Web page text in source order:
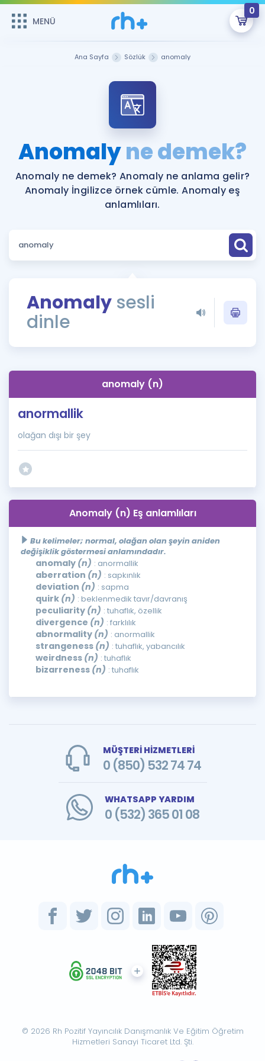
MENÜ
0
Şifremi Hatırlamıyorum
ÜYE DEĞİLİM
Sepetin Şu An Boş.
Remzi Hoca ile seni sınava hazırlayacak onlarca eğitim seni
bekliyor!
MENÜ
Katılımcı Görüşleri
Faydalı Araçlar
Sözlük
Rehberlik Aracı
ÖSYM Sınav Takvimi
İngilizce Gramer
Hakkımızda
Ana Sayfa Sözlük anomaly
Anomalyne demek?
Anomaly ne demek? Anomaly ne anlama gelir?
Anomaly İngilizce örnek cümle. Anomaly eş
anlamlıları.
Anomaly sesli
dinle
anomaly (n)
anormallik
olağan dışı bir şey
Anomaly (n) Eş anlamlıları
Bu kelimeler; normal, olağan olan şeyin aniden
değişiklik göstermesi anlamındadır.
anomaly (n) : anormallik
aberration (n) : sapkınlık
deviation (n) : sapma
quirk (n) : beklenmedik tavır/davranış
peculiarity (n) : tuhaflık, özellik
divergence (n) : farklılık
abnormality (n) : anormallik
strangeness (n) : tuhaflık, yabancılık
weirdness (n) : tuhaflık
bizarreness (n) : tuhaflık
MÜŞTERİ HİZMETLERİ
0 (850) 532 74 74
WHATSAPP YARDIM
0 (532) 365 01 08
© 2026 Rh Pozitif Yayıncılık Danışmanlık Ve Eğitim Öğretim
Hizmetleri Sanayi Ticaret Ltd. Şti.